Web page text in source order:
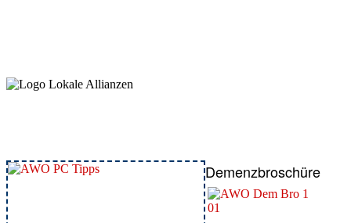
Demenzbroschüre